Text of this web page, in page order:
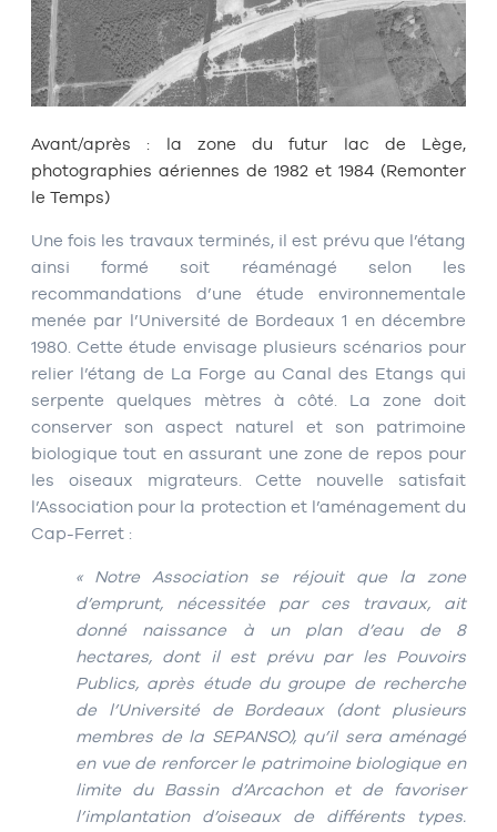
Avant/après : la zone du futur lac de Lège,
photographies aériennes de 1982 et 1984 (Remonter
le Temps)
Une fois les travaux terminés, il est prévu que l’étang
ainsi formé soit réaménagé selon les
recommandations d’une étude environnementale
menée par l’Université de Bordeaux 1 en décembre
1980. Cette étude envisage plusieurs scénarios pour
relier l’étang de La Forge au Canal des Etangs qui
serpente quelques mètres à côté. La zone doit
conserver son aspect naturel et son patrimoine
biologique tout en assurant une zone de repos pour
les oiseaux migrateurs. Cette nouvelle satisfait
l’Association pour la protection et l’aménagement du
Cap-Ferret :
« Notre Association se réjouit que la zone
d’emprunt, nécessitée par ces travaux, ait
donné naissance à un plan d’eau de 8
hectares, dont il est prévu par les Pouvoirs
Publics, après étude du groupe de recherche
de l’Université de Bordeaux (dont plusieurs
membres de la SEPANSO), qu’il sera aménagé
en vue de renforcer le patrimoine biologique en
limite du Bassin d’Arcachon et de favoriser
l’implantation d’oiseaux de différents types.